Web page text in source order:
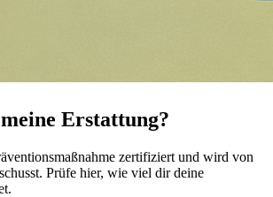
Erstattung?
zertifiziert und wird von
Prüfe hier, wie viel dir deine